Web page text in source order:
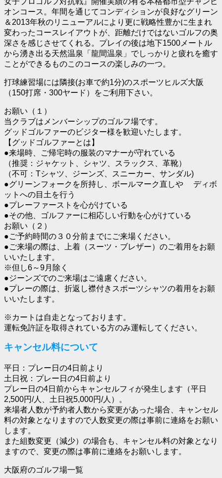
オンコース。年間を通じてコンディションが良好なグリーン
＆2013年秋のリニューアルにより更に戦略性豊かに生まれ
変わったコースレイアウトが、距離だけではないゴルフの奥
深さを感じさせてくれる。プレイの後は地下1500メートル
から湧き出る天然温泉「龍間温泉」でしっかりと疲れを癒す
ことができるものこのコースの楽しみの一つ。
打球練習場には隣接(お車で約1分)のスポーツヒルズ大阪
（150打席・300ヤード）をご利用下さい。
お願い（１）
当クラブはメンバーシップのゴルフ場です。
グッドゴルファーのビジター様を歓迎いたします。
【グッドゴルファーとは】
●来場時、ご帰宅時の服装のマナーが守れている
（推奨：ジャケット、シャツ、スラックス、革靴）
（不可：Tシャツ、ジーンズ、スニーカー、サンダル)
●グリーンフォークを所持し、ボールマーク直しや ディボ
ットへの目土を行う
●プレーファーストを心がけている
●その他、ゴルファーに相応しい行動を心がけている
お願い（２）
●ご予約時間の３０分前までにご来場ください。
●ご来場の際は、上着（スーツ・ブレザー）のご着用をお願
いいたします。
※但し6～9月除く
●ジーンズでのご来場はご遠慮ください。
●プレーの際は、折返し襟付きスポーツシャツの着用をお願
いいたします。
※カートは自走となっております。
運転免許証を取得されている方のみ運転してください。
キャンセル料について
平日：プレー日の4日前より
土日祝：プレー日の4日前より
プレー日の4日前からキャンセルフィが発生します（平日
2,500円/人、土日祝5,000円/人）。
来場者人数が予約者人数から変更があった場合、キャンセル
料の対象となりますので人数変更の際は事前に連絡をお願い
します。
また組数変更（減少）の場合も、キャンセル料の対象となり
ますので、変更の際は事前に連絡をお願いします。
大阪府のゴルフ場一覧